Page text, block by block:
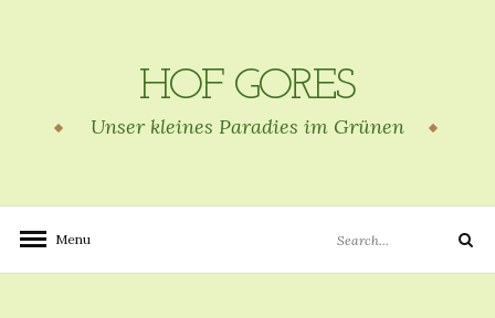
HOF GORES
Unser kleines Paradies im Grünen
Menu
for:
Search